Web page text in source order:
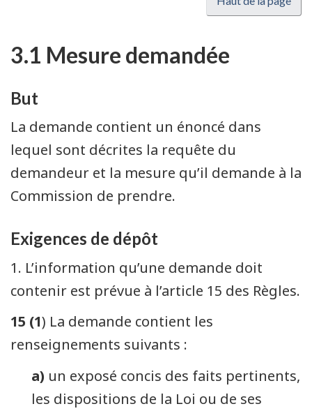
3.1 Mesure demandée
But
La demande contient un énoncé dans
lequel sont décrites la requête du
demandeur et la mesure qu’il demande à la
Commission de prendre.
Exigences de dépôt
1. L’information qu’une demande doit
contenir est prévue à l’article 15 des Règles.
15 (1) La demande contient les
renseignements suivants :
a) un exposé concis des faits pertinents,
les dispositions de la Loi ou de ses